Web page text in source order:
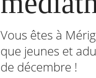
Vous êtes à
que jeunes et
de décembre !